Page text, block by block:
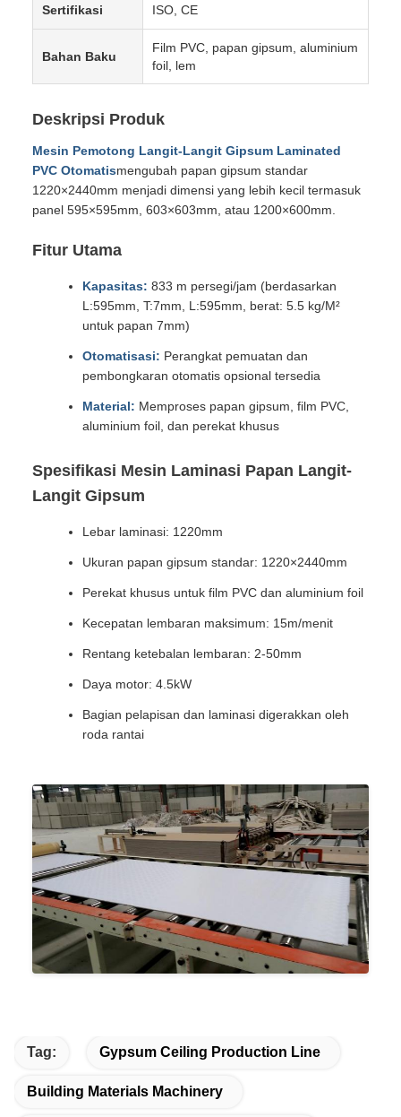
Sertifikasi ISO, CE
Bahan Baku
Film PVC, papan gipsum, aluminium
foil, lem
Deskripsi Produk
Mesin Pemotong Langit-Langit Gipsum Laminated
PVC Otomatismengubah papan gipsum standar
1220×2440mm menjadi dimensi yang lebih kecil termasuk
panel 595×595mm, 603×603mm, atau 1200×600mm.
Fitur Utama
Kapasitas: 833 m persegi/jam (berdasarkan
L:595mm, T:7mm, L:595mm, berat: 5.5 kg/M²
untuk papan 7mm)
Otomatisasi: Perangkat pemuatan dan
pembongkaran otomatis opsional tersedia
Material: Memproses papan gipsum, film PVC,
aluminium foil, dan perekat khusus
Spesifikasi Mesin Laminasi Papan Langit-
Langit Gipsum
Lebar laminasi: 1220mm
Ukuran papan gipsum standar: 1220×2440mm
Perekat khusus untuk film PVC dan aluminium foil
Kecepatan lembaran maksimum: 15m/menit
Rentang ketebalan lembaran: 2-50mm
Daya motor: 4.5kW
Bagian pelapisan dan laminasi digerakkan oleh
roda rantai
Tag: Gypsum Ceiling Production Line
Building Materials Machinery